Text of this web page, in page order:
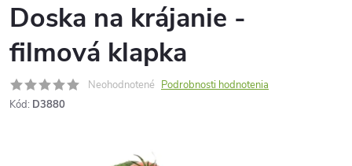
Doska na krájanie -
filmová klapka
Neohodnotené Podrobnosti hodnotenia
Kód: D3880